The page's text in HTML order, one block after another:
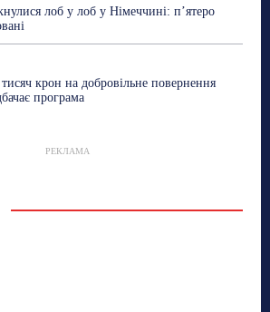
лоб у лоб у Німеччині: п’ятеро
крон на добровільне повернення
програма
РЕКЛАМА